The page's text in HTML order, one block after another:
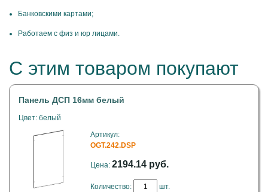
Банковскими картами;
Работаем с физ и юр лицами.
С этим товаром покупают
Панель ДСП 16мм белый
Цвет: белый
Артикул:
OGT.242.DSP
Цена: 2194.14 руб.
Количество: шт.